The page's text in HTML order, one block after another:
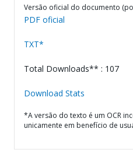
Versão oficial do documento
PDF oficial
TXT*
Total Downloads** : 107
Download Stats
*A versão do texto é um OCR
unicamente em benefício de